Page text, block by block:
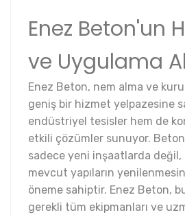
Enez Beton'un
ve Uygulama
Enez Beton, nem alma ve
geniş bir hizmet yelpazesine
endüstriyel tesisler hem de
etkili çözümler sunuyor.
sadece yeni inşaatlarda değil,
mevcut yapıların
öneme sahiptir. Enez Beton,
gerekli tüm ekipmanları ve